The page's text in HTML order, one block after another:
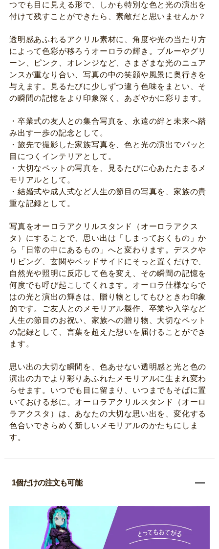
つでも目に見える形で、しかも特別な色と光の演出を
付けて残すことができたら、素敵だと思いませんか？
透明感あふれるアクリル素材に、角度や光の当たり方
によって色彩が移ろうオーロラの輝き。ブルーやグリ
ーン、ピンク、オレンジなど、さまざまな光のニュア
ンスが重なり合い、写真の中の笑顔や風景に奥行きを
与えます。見るたびに少しずつ違う色味をまとい、そ
の瞬間の記憶をより印象深く、あざやかに彩ります。
・卒業式の友人との集合写真を、永遠の絆と未来へ踏
み出す一歩の記念として。
・旅先で撮影した家族写真を、色と光の演出でパッと
目につくインテリアとして。
・大切なペットの写真を、見るたびに心あたたまるメ
モリアルとして。
・結婚式や成人式など人生の節目の写真を、家族の貴
重な記録として。
写真をオーロラアクリルスタンド（オーロラアクス
タ）にすることで、思い出は「しまっておくもの」か
ら「日常の中にあるもの」へと変わります。デスクや
リビング、玄関やベッドサイドにそっと置くだけで、
自然光や照明に反応して色を変え、その瞬間の記憶を
何度でも呼び起こしてくれます。オーロラ仕様ならで
はの光と演出の輝きは、贈り物としてもひときわ印象
的です。ご友人とのメモリアル製作、卒業や入学など
人生の節目のお祝い、家族への贈り物、大切なペット
の記録として、言葉を超えた想いを届けることができ
ます。
思い出の大切な瞬間を、色あせない透明感と光と色の
演出の力でより彩りあふれたメモリアルに生まれ変わ
らせます。いつでも目に留まり、いつまでもそばに置
いておける形に。オーロラアクリルスタンド（オーロ
ラアクスタ）は、あなたの大切な思い出を、変化する
色合いできらめく新しいメモリアルのかたちにしま
す。
1個だけの注文も可能